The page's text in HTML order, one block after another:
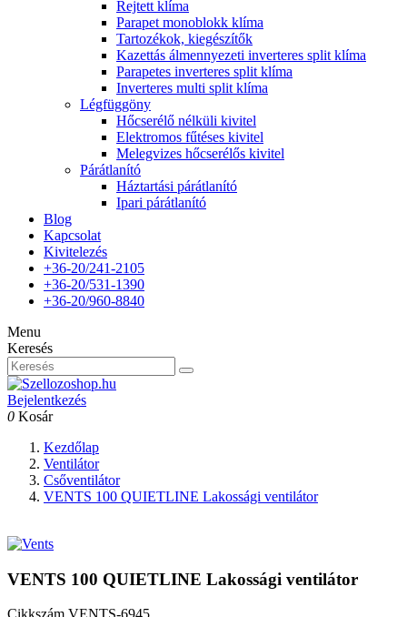
Rejtett klíma
Parapet monoblokk klíma
Tartozékok, kiegészítők
Kazettás álmennyezeti inverteres split klíma
Parapetes inverteres split klíma
Inverteres multi split klíma
Légfüggöny
Hőcserélő nélküli kivitel
Elektromos fűtéses kivitel
Melegvizes hőcserélős kivitel
Párátlanító
Háztartási párátlanító
Ipari párátlanító
Blog
Kapcsolat
Kivitelezés
+36-20/241-2105
+36-20/531-1390
+36-20/960-8840
Menu
Keresés
Bejelentkezés
0 Kosár
Kezdőlap
Ventilátor
Csőventilátor
VENTS 100 QUIETLINE Lakossági ventilátor
VENTS 100 QUIETLINE Lakossági ventilátor